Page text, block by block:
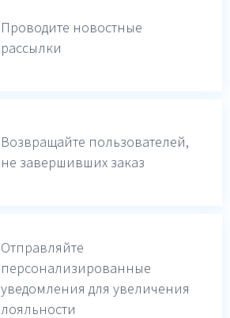
Проводите новостные
рассылки
Возвращайте пользователей,
не завершивших заказ
Отправляйте
персонализированные
уведомления для увеличения
лояльности